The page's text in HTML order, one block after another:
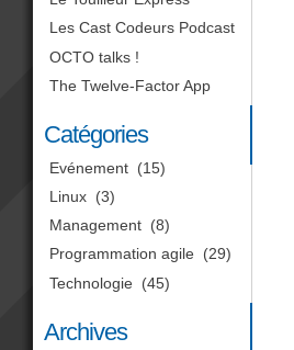
Les Cast Codeurs Podcast
OCTO talks !
The Twelve-Factor App
Catégories
Evénement (15)
Linux (3)
Management (8)
Programmation agile (29)
Technologie (45)
Archives